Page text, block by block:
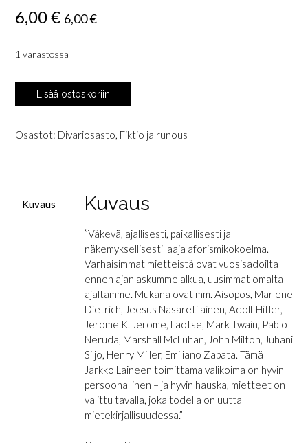
6,00€ 6,00€
1 varastossa
Laine,
Jarkko
Lentäviä
Lisää ostoskoriin
Osastot: Divariosasto, Fiktio ja runous
Kuvaus Kuvaus
”Väkevä, ajallisesti, paikallisesti ja
näkemyksellisesti laaja aforismikokoelma.
Varhaisimmat mietteistä ovat vuosisadoilta
ennen ajanlaskumme alkua, uusimmat omalta
ajaltamme. Mukana ovat mm. Aisopos, Marlene
Dietrich, Jeesus Nasaretilainen, Adolf Hitler,
Jerome K. Jerome, Laotse, Mark Twain, Pablo
Neruda, Marshall McLuhan, John Milton, Juhani
Siljo, Henry Miller, Emiliano Zapata. Tämä
Jarkko Laineen toimittama valikoima on hyvin
persoonallinen – ja hyvin hauska, mietteet on
valittu tavalla, joka todella on uutta
mietekirjallisuudessa.”